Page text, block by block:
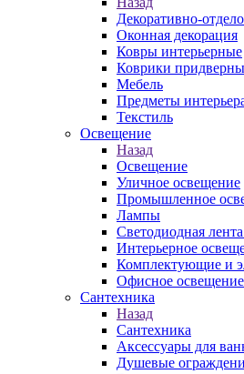
Декоративно-
Оконная декорация
Ковры интерьерные
Коврики
Мебель
Предметы
Текстиль
Освещение
Назад
Освещение
Уличное освещение
Промышленное
Лампы
Светодиодная
Интерьерное
Комплектующие и
Офисное освещение
Сантехника
Назад
Сантехника
Аксессуары для
Душевые